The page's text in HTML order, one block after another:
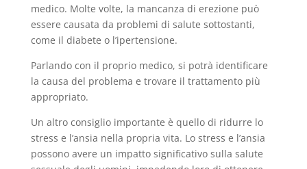
medico. Molte volte, la mancanza di erezione può
essere causata da problemi di salute sottostanti,
come il diabete o l’ipertensione.
Parlando con il proprio medico, si potrà identificare
la causa del problema e trovare il trattamento più
appropriato.
Un altro consiglio importante è quello di ridurre lo
stress e l’ansia nella propria vita. Lo stress e l’ansia
possono avere un impatto significativo sulla salute